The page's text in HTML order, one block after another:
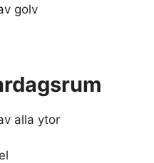
golv
alla ytor